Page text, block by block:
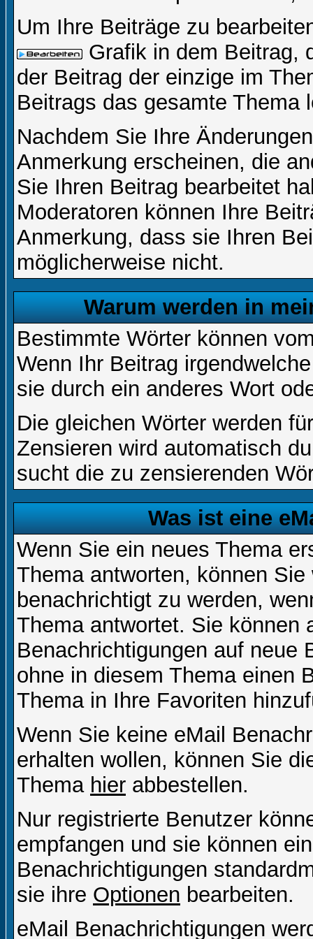
Um Ihre Beiträge zu
Grafik in dem Beitrag,
der Beitrag der einzige im
Beitrags das gesamte Thema
Nachdem Sie Ihre
Anmerkung erscheinen, die
Sie Ihren Beitrag bearbeitet
Moderatoren können Ihre
Anmerkung, dass sie Ihren
möglicherweise nicht.
Warum werden in
Bestimmte Wörter können
Wenn Ihr Beitrag
sie durch ein anderes Wort
Die gleichen Wörter werden
Zensieren wird automatisch
sucht die zu zensierenden
Was ist eine
Wenn Sie ein neues Thema
Thema antworten, können
benachrichtigt zu werden,
Thema antwortet. Sie können
Benachrichtigungen auf neue
ohne in diesem Thema einen
Thema in Ihre Favoriten
Wenn Sie keine eMail
erhalten wollen, können Sie
Thema hier abbestellen.
Nur registrierte Benutzer
empfangen und sie können
Benachrichtigungen
sie ihre Optionen bearbeiten.
eMail Benachrichtigungen